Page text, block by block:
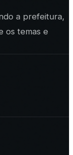
a prefeitura,
os temas e